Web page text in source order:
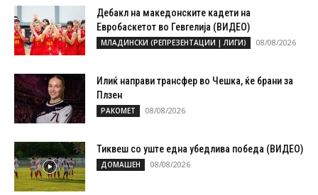
Дебакл на македонските кадети на
Евробаскетот во Гевгелија (ВИДЕО)
МЛАДИНСКИ (РЕПРЕЗЕНТАЦИИ | ЛИГИ) 08/08/2026
Илиќ направи трансфер во Чешка, ќе брани за
Плзен
РАКОМЕТ 08/08/2026
Тиквеш со уште една убедлива победа (ВИДЕО)
ДОМАШЕН 08/08/2026